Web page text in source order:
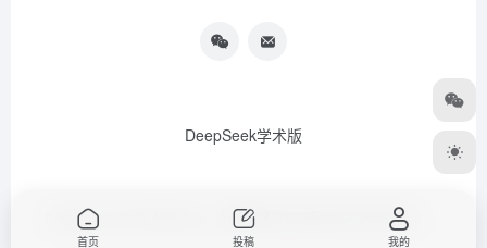
DeepSeek学术版
Copyright © 2026 AIPedias｜AI导航网 浙ICP备2023026385号-3
首页 投稿 我的